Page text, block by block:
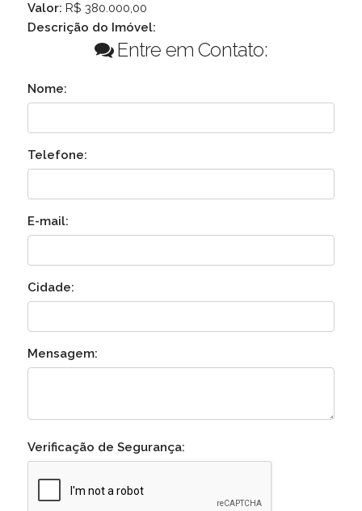
Valor: R$ 380.000,00
Descrição do Imóvel:
Entre em Contato:
Nome:
Telefone:
E-mail:
Cidade:
Mensagem:
Verificação de Segurança: